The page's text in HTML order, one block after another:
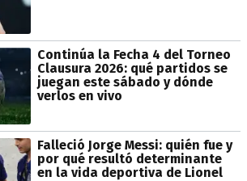
Continúa la Fecha 4 del Torneo
Clausura 2026: qué partidos se
juegan este sábado y dónde
verlos en vivo
Falleció Jorge Messi: quién fue y
por qué resultó determinante
en la vida deportiva de Lionel